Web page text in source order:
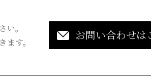
い。
す。
お問い合わせは